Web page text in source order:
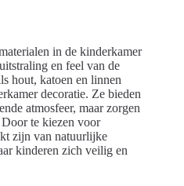
in de kinderkamer
en feel van de
hout, katoen en linnen
decoratie. Ze bieden
atmosfeer, maar zorgen
te kiezen voor
zijn van natuurlijke
kinderen zich veilig en